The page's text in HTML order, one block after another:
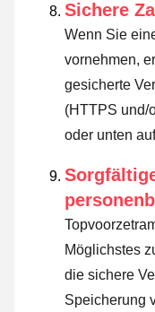
Sichere
Wenn Sie
vornehmen,
gesicherte
(HTTPS und/
oder unten
Möglichstes
die sichere
Speicherung